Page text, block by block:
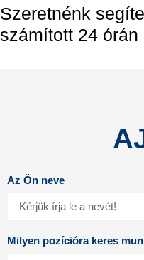
Szeretnénk
számított 24
Az Ön neve
Milyen pozícióra keres